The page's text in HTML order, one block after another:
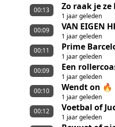
Zo raak je
1 jaar geleden
00:13
VAN EIGEN
1 jaar geleden
00:09
Prime
1 jaar geleden
00:11
Een
1 jaar geleden
00:09
Wendt on 🔥
1 jaar geleden
00:10
Voetbal of
1 jaar geleden
00:12